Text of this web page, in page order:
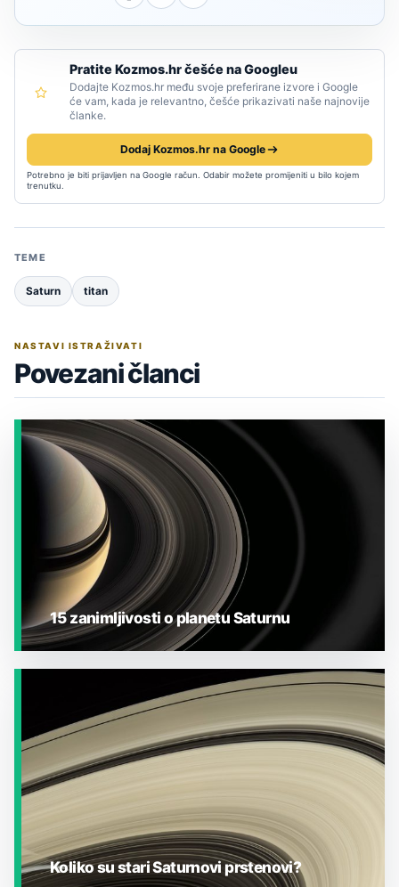
Pratite Kozmos.hr češće na Googleu
Dodajte Kozmos.hr među svoje preferirane izvore i Google
će vam, kada je relevantno, češće prikazivati naše najnovije
članke.
Dodaj Kozmos.hr na Google
Potrebno je biti prijavljen na Google račun. Odabir možete promijeniti u bilo kojem
trenutku.
TEME
Saturn titan
NASTAVI ISTRAŽIVATI
Povezani članci
15 zanimljivosti o planetu Saturnu
Koliko su stari Saturnovi prstenovi?